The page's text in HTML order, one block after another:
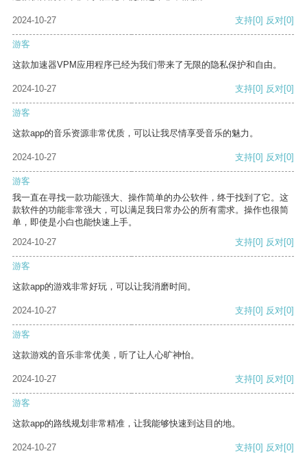
2024-10-27 支持[0] 反对[0]
游客
这款加速器VPM应用程序已经为我们带来了无限的隐私保护和自由。
2024-10-27 支持[0] 反对[0]
游客
这款app的音乐资源非常优质，可以让我尽情享受音乐的魅力。
2024-10-27 支持[0] 反对[0]
游客
我一直在寻找一款功能强大、操作简单的办公软件，终于找到了它。这
款软件的功能非常强大，可以满足我日常办公的所有需求。操作也很简
单，即使是小白也能快速上手。
2024-10-27
支持[0] 反对[0]
游客
这款app的游戏非常好玩，可以让我消磨时间。
2024-10-27 支持[0] 反对[0]
游客
这款游戏的音乐非常优美，听了让人心旷神怡。
2024-10-27 支持[0] 反对[0]
游客
这款app的路线规划非常精准，让我能够快速到达目的地。
2024-10-27 支持[0] 反对[0]